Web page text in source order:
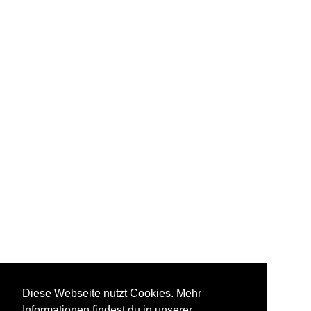
Diese Webseite nutzt Cookies. Mehr